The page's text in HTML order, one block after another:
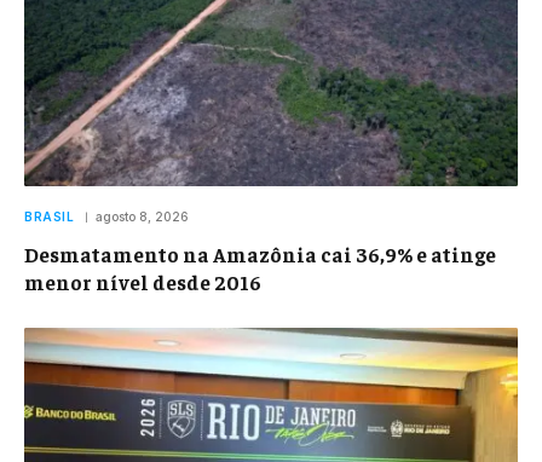
BRASIL agosto 8, 2026
Desmatamento na Amazônia cai 36,9% e atinge
menor nível desde 2016